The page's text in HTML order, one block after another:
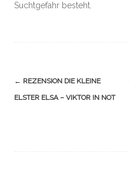
Suchtgefahr besteht.
Navigation
(Beiträge)
← REZENSION DIE KLEINE
ELSTER ELSA – VIKTOR IN NOT